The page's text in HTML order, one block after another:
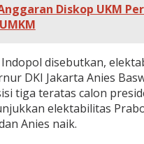
Diskop UKM
disebutkan,
DKI Jakarta Anies
tiga teratas calon
elektabilitas
Anies naik.